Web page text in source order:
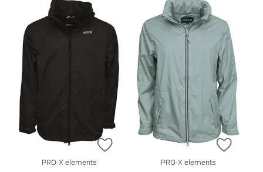
ZUR WUNSCHLISTE HINZUFÜGEN
PRO-X elements
ZUR
PRO-X elements